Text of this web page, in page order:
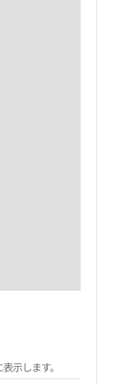
示します。